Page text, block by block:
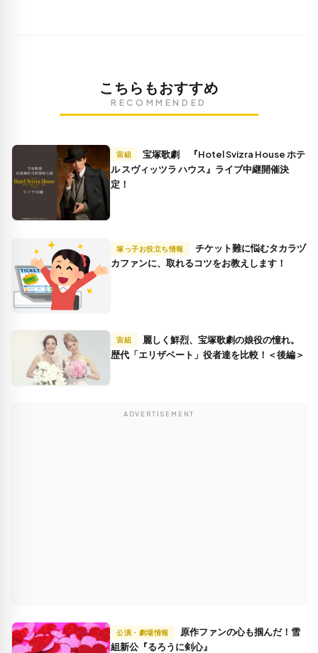
こちらもおすすめ
RECOMMENDED
宙組
ル スヴィッツラ ハウス』ライブ中継開催決
定！
塚っ子お役立ち情報
カファンに、取れるコツをお教えします！
宙組
歴代「エリザベート」役者達を比較！＜後編＞
ADVERTISEMENT
公演・劇場情報
組新公『るろうに剣心』